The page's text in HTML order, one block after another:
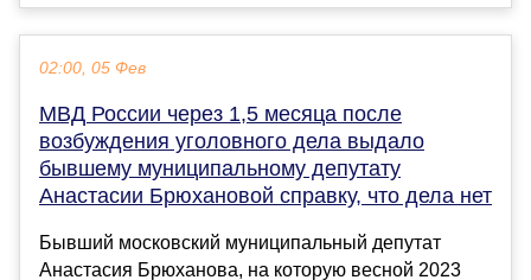
02:00, 05 Фев
МВД России через 1,5 месяца после
возбуждения уголовного дела выдало
бывшему муниципальному депутату
Анастасии Брюхановой справку, что дела нет
Бывший московский муниципальный депутат
Анастасия Брюханова, на которую весной 2023